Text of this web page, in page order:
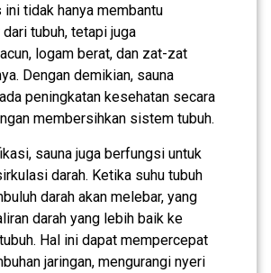
tidak hanya membantu
tubuh, tetapi juga
logam berat, dan zat-zat
Dengan demikian, sauna
peningkatan kesehatan secara
membersihkan sistem tubuh.
sauna juga berfungsi untuk
darah. Ketika suhu tubuh
darah akan melebar, yang
darah yang lebih baik ke
Hal ini dapat mempercepat
jaringan, mengurangi nyeri